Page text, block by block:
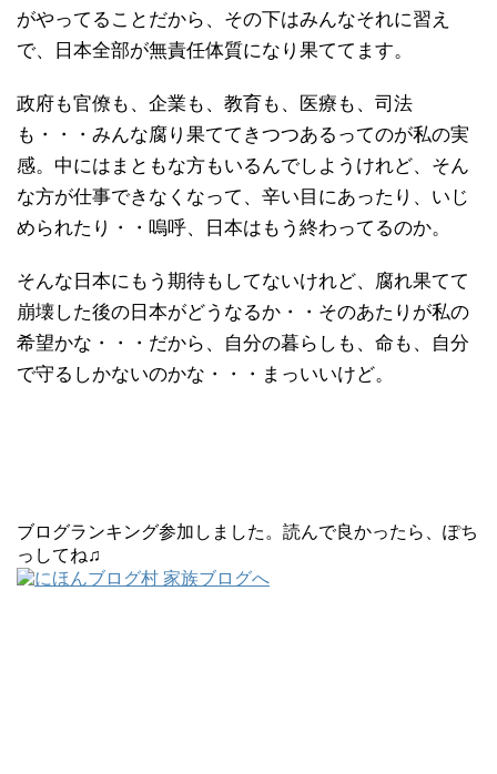
がやってることだから、その下はみんなそれに習え
で、日本全部が無責任体質になり果ててます。
政府も官僚も、企業も、教育も、医療も、司法
も・・・みんな腐り果ててきつつあるってのが私の実
感。中にはまともな方もいるんでしようけれど、そん
な方が仕事できなくなって、辛い目にあったり、いじ
められたり・・嗚呼、日本はもう終わってるのか。
そんな日本にもう期待もしてないけれど、腐れ果てて
崩壊した後の日本がどうなるか・・そのあたりが私の
希望かな・・・だから、自分の暮らしも、命も、自分
で守るしかないのかな・・・まっいいけど。
ブログランキング参加しました。読んで良かったら、ぽち
っしてね♫